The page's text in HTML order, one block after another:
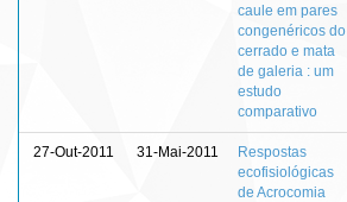
caule em pares
congenéricos do
cerrado e mata
de galeria : um
estudo
comparativo
27-Out-2011 31-Mai-2011
Respostas
ecofisiológicas
de Acrocomia